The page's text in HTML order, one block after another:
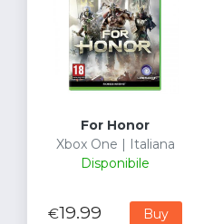
For Honor
Xbox One | Italiana
Disponibile
€19.99 Buy